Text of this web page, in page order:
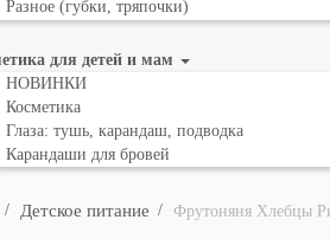
Разное (губки, тряпочки)
для детей и мам
НОВИНКИ
Косметика
Глаза: тушь, карандаш, подводка
Карандаши для бровей
Детское питание Фрутоняня Хлебцы